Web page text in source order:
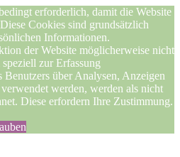
erforderlich, damit die Website
Cookies sind grundsätzlich
Informationen.
der Website möglicherweise nicht
zur Erfassung
Benutzers über Analysen, Anzeigen
werden, werden als nicht
Diese erfordern Ihre Zustimmung.